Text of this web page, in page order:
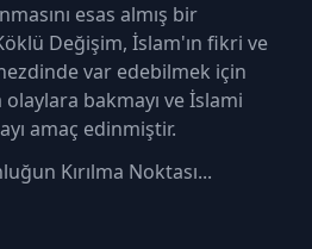
esas almış bir
Değişim, İslam'ın fikri ve
var edebilmek için
olaylara bakmayı ve İslami
amaç edinmiştir.
Kırılma Noktası...